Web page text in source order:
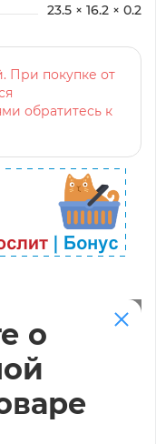
23.5 × 16.2 × 0.2
При покупке от
обратитесь к
о